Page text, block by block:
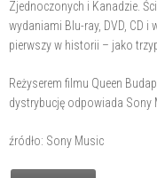
Zjednoczonych i Kanadzie.
wydaniami Blu-ray, DVD, CD
pierwszy w historii – jako
Reżyserem filmu Queen
dystrybucję odpowiada Sony
źródło: Sony Music